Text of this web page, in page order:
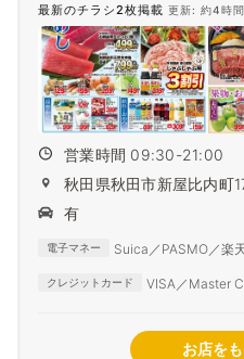
最新のチラシ2枚掲載 更新: 約4時
営業時間 09:30-21:00
秋田県秋田市新屋比内町
有
電子マネー Suica／PASMO／楽
クレジットカード VISA／Master
お店を